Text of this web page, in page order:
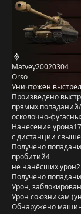
Matvey20020304
Orso
Уничтожен
Произведено
прямых
осколочно-
Нанесение урона
с дистанции
Получено
пробитий4
не нанёсших урон2
Получено
Урон,
Урон союзникам
Обнаружено